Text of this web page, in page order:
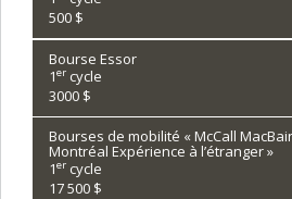
500 $
Bourse Essor
1er cycle
3000 $
Bourses de mobilité « McCall
Montréal Expérience à l’étranger »
1er cycle
17 500 $